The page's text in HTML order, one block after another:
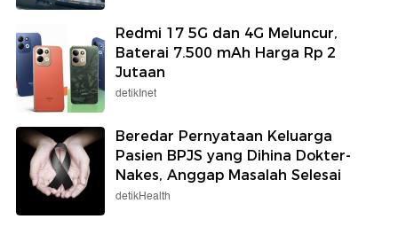
Redmi 17 5G dan 4G Meluncur,
Baterai 7.500 mAh Harga Rp 2
Jutaan
detikInet
Beredar Pernyataan Keluarga
Pasien BPJS yang Dihina Dokter-
Nakes, Anggap Masalah Selesai
detikHealth